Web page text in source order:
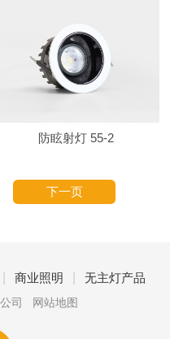
防眩射灯 55-2
下一页
| 商业照明 | 无主灯产品
公司 网站地图